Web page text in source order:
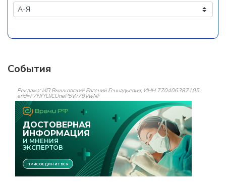
События
Реклама: ИП Вышковский Евгений Геннадьевич, ИНН 770406387105,
erid=F7NfYUJCUneP5W78VwNF